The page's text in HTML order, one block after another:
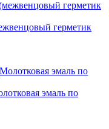
герметик
эмаль по